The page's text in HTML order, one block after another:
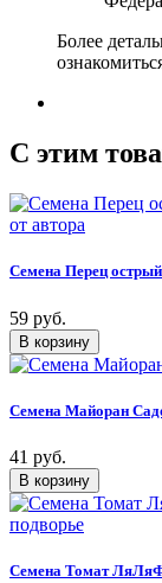
Более
C этим
Семена Перец
59 руб.
Семена Майоран
41 руб.
Семена Томат